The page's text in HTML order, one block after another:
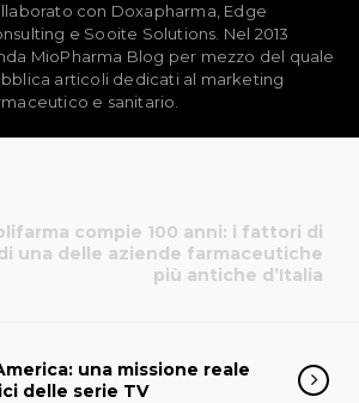
con Doxapharma, Edge
e Sooite Solutions. Nel 2013
MioPharma Blog per mezzo del quale
articoli dedicati al marketing
e sanitario.
compie 100 anni: i fattori di
una delle aziende farmaceutiche
più antiche d’Italia
una missione reale
delle serie TV